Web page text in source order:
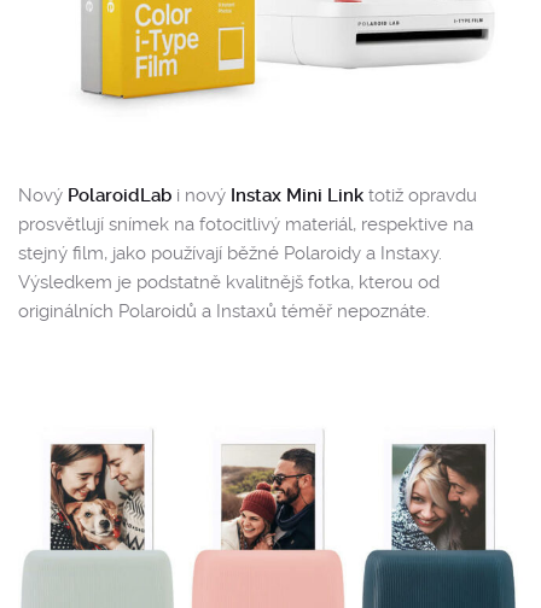
Nový PolaroidLab i nový Instax Mini Link totiž opravdu
prosvětlují snímek na fotocitlivý materiál, respektive na
stejný film, jako používají běžné Polaroidy a Instaxy.
Výsledkem je podstatně kvalitnějš fotka, kterou od
originálních Polaroidů a Instaxů téměř nepoznáte.